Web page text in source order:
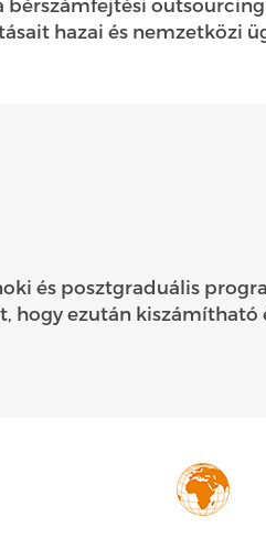
bérszámfejtési
hazai és nemzetközi
és posztgraduális
hogy ezután kiszámítható